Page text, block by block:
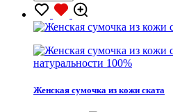
натуральности 100%
Женская сумочка из кожи ската